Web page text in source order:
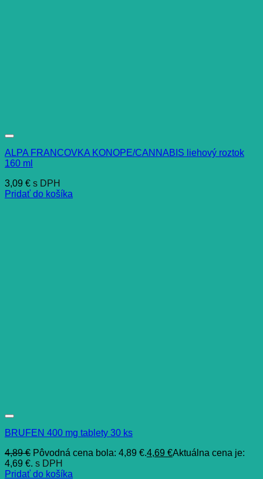
ALPA FRANCOVKA KONOPE/CANNABIS liehový roztok
160 ml
3,09 € s DPH
Pridať do košíka
BRUFEN 400 mg tablety 30 ks
4,89€ Pôvodná cena bola: 4,89 €.4,69 €Aktuálna cena je:
4,69 €. s DPH
Pridať do košíka